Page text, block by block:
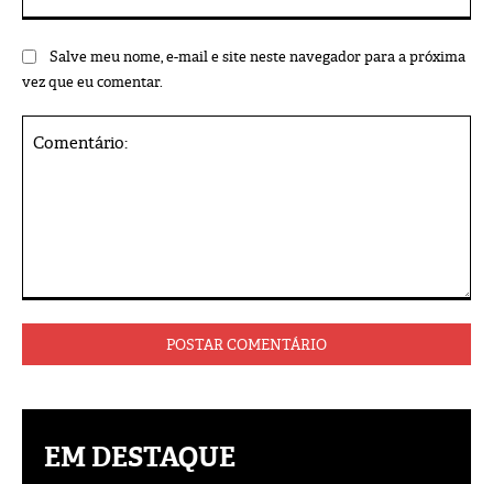
Salve meu nome, e-mail e site neste navegador para a próxima
vez que eu comentar.
EM DESTAQUE